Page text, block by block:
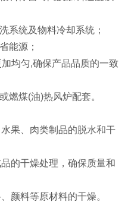
系统及物料冷却系统；
能源；
均匀,确保产品品质的一致
燃煤(油)热风炉配套。
果、肉类制品的脱水和干
的干燥处理，确保质量和
颜料等原材料的干燥‌。